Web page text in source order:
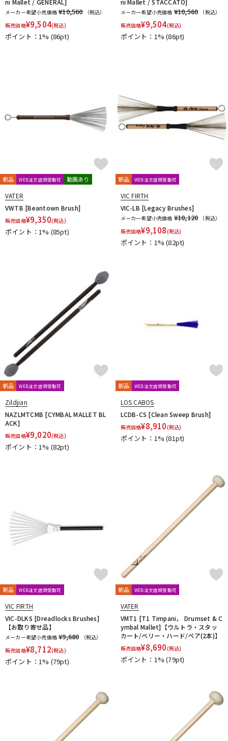
メーカー希望小売価格 ¥10,560
（税込）
販売価格¥9,504(税込)
ポイント：1% (86pt)
メーカー希望小売価格 ¥10,560
（税込）
販売価格¥9,504(税込)
ポイント：1%(86pt)
新品 WEB注文店頭受取可 動画あり
VATER
VWTB [Beantown Brush]
販売価格¥9,350(税込)
ポイント：1% (85pt)
新品 WEB注文店頭受取可
VIC FIRTH
VIC-LB [Legacy Brushes]
メーカー希望小売価格 ¥10,120
（税込）
販売価格¥9,108(税込)
ポイント：1%(82pt)
新品 WEB注文店頭受取可
Zildjian
NAZLMTCMB [CYMBAL MALLET BL
ACK]
販売価格¥9,020(税込)
ポイント：1% (82pt)
新品 WEB注文店頭受取可
LOS CABOS
LCDB-CS [Clean Sweep Brush]
販売価格¥8,910(税込)
ポイント：1%(81pt)
新品 WEB注文店頭受取可
VIC FIRTH
VIC-DLKS [Dreadlocks Brushes]
【お取り寄せ品】
メーカー希望小売価格 ¥9,680
（税込）
販売価格¥8,712(税込)
ポイント：1% (79pt)
新品 WEB注文店頭受取可
VATER
VMT1 [T1 Timpani， Drumset & C
ymbal Mallet]【ウルトラ・スタッ
カート/ベリー・ハード/ペア(2本)】
販売価格¥8,690(税込)
ポイント：1%(79pt)